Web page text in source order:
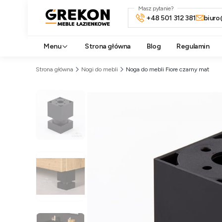
Masz pytanie?
+48 501 312 381
Menu Strona główna Blog Regulamin
Strona główna Nogi do mebli Noga do mebli Fiore czarny mat